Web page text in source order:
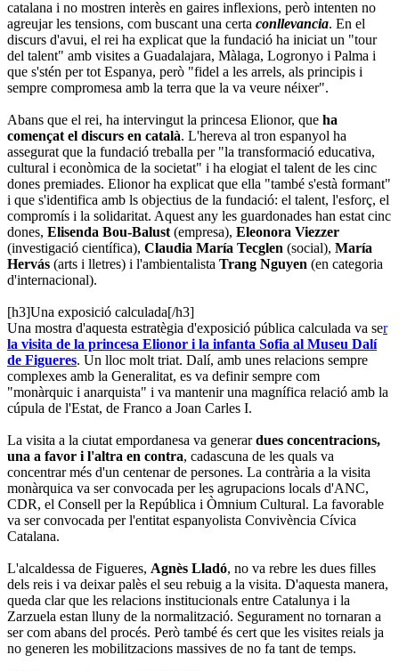
catalana i no mostren interès en gaires inflexions, però intenten no
agreujar les tensions, com buscant una certa conllevancia. En el
discurs d'avui, el rei ha explicat que la fundació ha iniciat un "tour
del talent" amb visites a Guadalajara, Màlaga, Logronyo i Palma i
que s'stén per tot Espanya, però "fidel a les arrels, als principis i
sempre compromesa amb la terra que la va veure néixer".
Abans que el rei, ha intervingut la princesa Elionor, que ha
començat el discurs en català. L'hereva al tron espanyol ha
assegurat que la fundació treballa per "la transformació educativa,
cultural i econòmica de la societat" i ha elogiat el talent de les cinc
dones premiades. Elionor ha explicat que ella "també s'està formant"
i que s'identifica amb ls objectius de la fundació: el talent, l'esforç, el
compromís i la solidaritat. Aquest any les guardonades han estat cinc
dones, Elisenda Bou-Balust (empresa), Eleonora Viezzer
(investigació científica), Claudia María Tecglen (social), María
Hervás (arts i lletres) i l'ambientalista Trang Nguyen (en categoria
d'internacional).
[h3]Una exposició calculada[/h3]
Una mostra d'aquesta estratègia d'exposició pública calculada va ser
la visita de la princesa Elionor i la infanta Sofia al Museu Dalí
de Figueres. Un lloc molt triat. Dalí, amb unes relacions sempre
complexes amb la Generalitat, es va definir sempre com
"monàrquic i anarquista" i va mantenir una magnífica relació amb la
cúpula de l'Estat, de Franco a Joan Carles I.
La visita a la ciutat empordanesa va generardues concentracions,
una a favor i l'altra en contra, cadascuna de les quals va
concentrar més d'un centenar de persones. La contrària a la visita
monàrquica va ser convocada per les agrupacions locals d'ANC,
CDR, el Consell per la República i Òmnium Cultural. La favorable
va ser convocada per l'entitat espanyolista Convivència Cívica
Catalana.
L'alcaldessa de Figueres, Agnès Lladó, no va rebre les dues filles
dels reis i va deixar palès el seu rebuig a la visita. D'aquesta manera,
queda clar que les relacions institucionals entre Catalunya i la
Zarzuela estan lluny de la normalització. Segurament no tornaran a
ser com abans del procés. Però també és cert que les visites reials ja
no generen les mobilitzacions massives de no fa tant de temps.